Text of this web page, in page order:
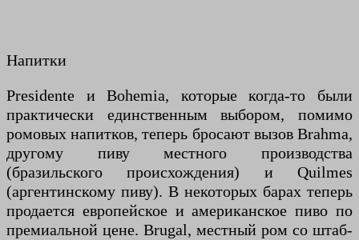
Напитки
Presidente и Bohemia, которые когда-то были
практически единственным выбором, помимо
ромовых напитков, теперь бросают вызов Brahma,
другому пиву местного производства
(бразильского происхождения) и Quilmes
(аргентинскому пиву). В некоторых барах теперь
продается европейское и американское пиво по
премиальной цене. Brugal, местный ром со штаб-